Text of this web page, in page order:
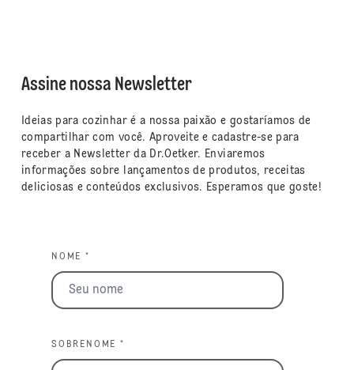
Assine nossa Newsletter
Ideias para cozinhar é a nossa paixão e gostaríamos de
compartilhar com você. Aproveite e cadastre-se para
receber a Newsletter da Dr.Oetker. Enviaremos
informações sobre lançamentos de produtos, receitas
deliciosas e conteúdos exclusivos. Esperamos que goste!
NOME *
SOBRENOME *